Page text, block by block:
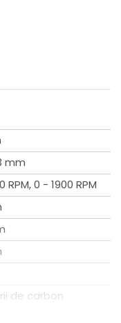
mm
RPM, 0 - 1900 RPM
de carbon